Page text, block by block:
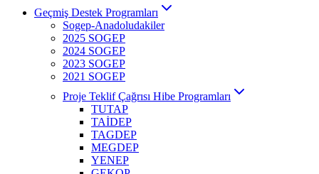
Geçmiş Destek Programları
Sogep-Anadoludakiler
2025 SOGEP
2024 SOGEP
2023 SOGEP
2021 SOGEP
Proje Teklif Çağrısı Hibe Programları
TUTAP
TAİDEP
TAGDEP
MEGDEP
YENEP